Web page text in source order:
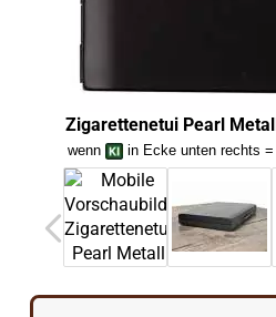
Zigarettenetui Pearl
wenn in Ecke unten rechts =